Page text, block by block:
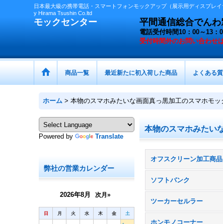
日本最大級の携帯電話・スマートフォンモックアップ（展示用ディス
y Hirama Tsushin Co.ltd
モックセンター 平間通信総合でん
電話受付時間10：00～13
受付時間外のお問い合わせ
商品一覧 最近新たに初入荷した商品 よくある
ホーム > 本物のスマホみたいな画面真っ黒加工のスマホモ
Powered by Translate
弊社の営業カレンダー
2026年8月 次月»
日 月 火 水 木 金 土
本物のスマホみたい
オフスクリーン加工商品
ソフトバンク
ツーカーセルラー
ホンモノコーナー